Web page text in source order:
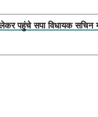
पहुंचे सपा विधायक सचिन